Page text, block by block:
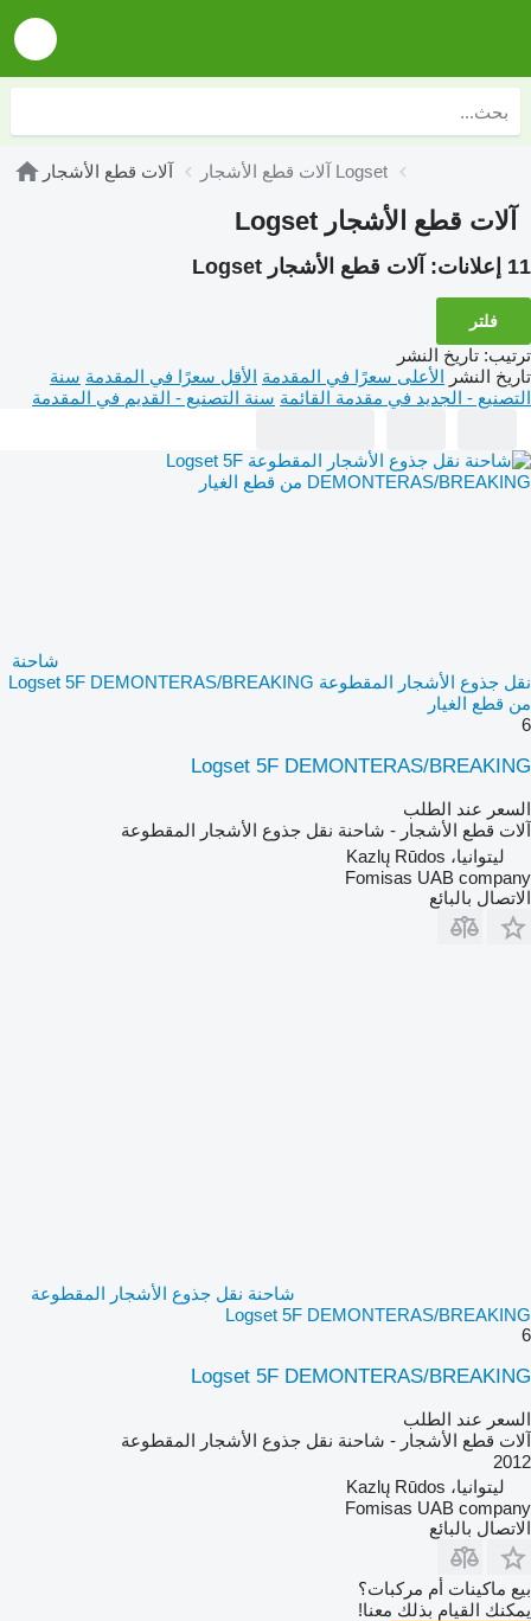
آلات قطع الأشجار آلات قطع الأشجار Logset
آلات قطع الأشجار Logset
11 إعلانات: آلات قطع الأشجار Logset
فلتر
ترتيب: تاريخ النشر
تاريخ النشر الأعلى سعرًا في المقدمة الأقل سعرًا في المقدمة سنة
التصنيع - الجديد في مقدمة القائمة سنة التصنيع - القديم في المقدمة
شاحنة
نقل جذوع الأشجار المقطوعة Logset 5F DEMONTERAS/BREAKING
من قطع الغيار
6
Logset 5F DEMONTERAS/BREAKING
السعر عند الطلب
آلات قطع الأشجار - شاحنة نقل جذوع الأشجار المقطوعة
ليتوانيا، Kazlų Rūdos
Fomisas UAB company
الاتصال بالبائع
شاحنة نقل جذوع الأشجار المقطوعة
Logset 5F DEMONTERAS/BREAKING
6
Logset 5F DEMONTERAS/BREAKING
السعر عند الطلب
آلات قطع الأشجار - شاحنة نقل جذوع الأشجار المقطوعة
2012
ليتوانيا، Kazlų Rūdos
Fomisas UAB company
الاتصال بالبائع
بيع ماكينات أم مركبات؟
يمكنك القيام بذلك معنا!